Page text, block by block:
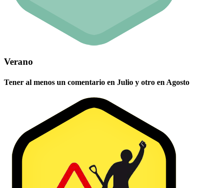
Verano
Tener al menos un comentario en Julio y otro en Agosto